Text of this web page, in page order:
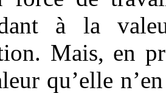
à la
Mais, en
qu’elle